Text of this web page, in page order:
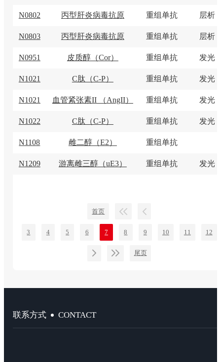
N0802 丙型肝炎病毒抗原 重组单抗 层析
N0803 丙型肝炎病毒抗原 重组单抗 层析
N0951 皮质醇（Cor） 重组单抗 发光
N1021 C肽（C-P） 重组单抗 发光
N1021 血管紧张素II （AngII） 重组单抗 发光
N1022 C肽（C-P） 重组单抗 发光
N1108 雌二醇（E2） 重组单抗
N1209 游离雌三醇（uE3） 重组单抗 发光
首页
3 4 5 6 7 8 9 10 11 12
尾页
联系方式 CONTACT